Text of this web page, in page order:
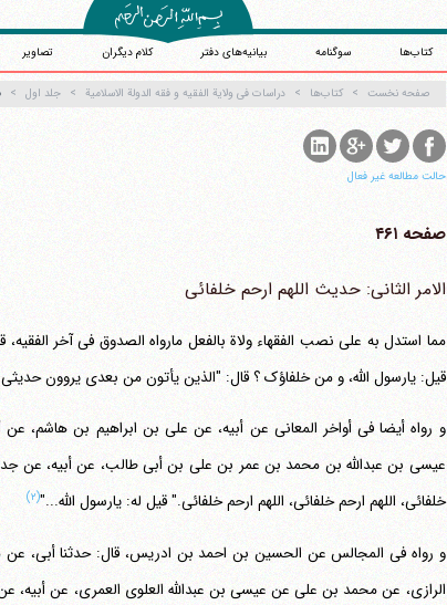
کتاب‌ها سوگنامه بیانیه‌های دفتر کلام دیگران تصاویر
صفحه نخست کتاب‌ها دراسات فی ولایة الفقیه و فقه الدولة الاسلامیة جلد اول
حالت مطالعه غیر فعال
صفحه ۴۶۱
الامر الثانی: حدیث اللهم ارحم خلفائی
مما استدل به علی نصب الفقهاء ولاة بالفعل مارواه الصدوق فی آخر
قیل: یارسول الله، و من خلفاؤک ؟ قال: "الذین یأتون من بعدی یروون
و رواه أیضا فی أواخر المعانی عن أبیه، عن علی بن ابراهیم بن هاشم،
عیسی بن عبدالله بن محمد بن عمر بن علی بن أبی طالب، عن أبیه، عن
خلفائی، اللهم ارحم خلفائی، اللهم ارحم خلفائی." قیل له: یارسول الله..."(۲)
و رواه فی المجالس عن الحسین بن احمد بن ادریس، قال: حدثنا
الرازی، عن محمد بن علی عن عیسی بن عبدالله العلوی العمری، عن أبیه،
آیت‌الله منتظری